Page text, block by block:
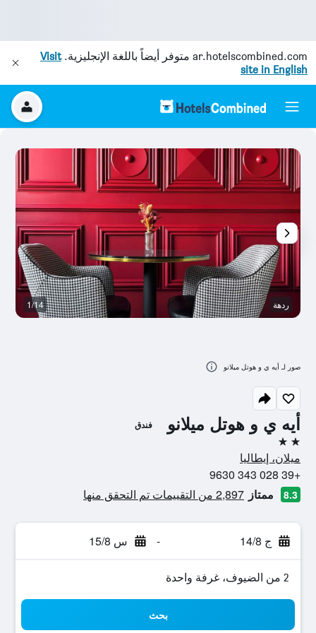
ar.hotelscombined.com متوفر أيضاً باللغة الإنجليزية.Visit
site in English
أيه ي و هوتل ميلانو فندق
2 نجمتين
ميلان، إيطاليا
+39 028 343 9630
8.3 ممتاز 2,897 من التقييمات تم التحقق منها
ج 14/8 - س 15/8
2 من الضيوف، غرفة واحدة
بحث
ردهة 1/14
صور لـ أيه ي و هوتل ميلانو